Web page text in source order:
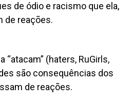
de ódio e racismo que ela,
de reações.
(haters, RuGirls,
são consequências dos
de reações.